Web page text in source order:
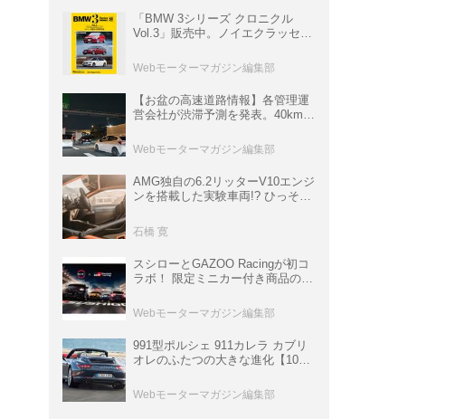
「BMW 3シリーズ クロニクル
Vol.3」販売中。ノイエクラッセか
ムック
Webモーターマガジン編集部
【お盆の高速道路情報】各管理運
営会社が渋滞予測を発表。40km以
数ある
Webモーターマガジン編集部
AMG独自の6.2リッターV10エンジ
ンを搭載した実験車両!? ひっそり
P900 プロトタイプ」とは
石橋 寛
スシローとGAZOO Racingが初コ
ラボ！ 限定ミニカー付き商品の
ト体験があたる抽選企画などを展
開
Webモーターマガジン編集部
991型ポルシェ 911カレラ カブリ
オレのふたつの大きな進化【10年
Webモーターマガジン編集部